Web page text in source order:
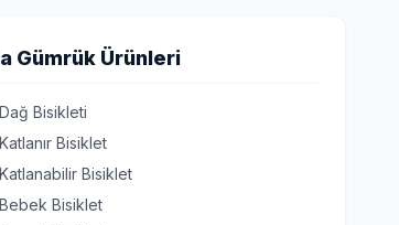
Gümrük Ürünleri
Bisikleti
Bisiklet
Bisiklet
Bisiklet